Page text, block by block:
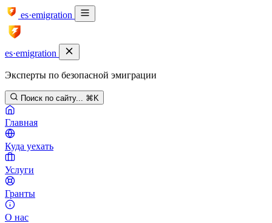
es·emigration
es·emigration
Эксперты по безопасной эмиграции
Поиск по сайту... ⌘K
Главная
Куда уехать
Услуги
Гранты
О нас